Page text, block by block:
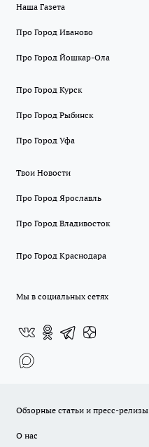
Наша Газета
Про Город Иваново
Про Город Йошкар-Ола
Про Город Курск
Про Город Рыбинск
Про Город Уфа
Твои Новости
Про Город Ярославль
Про Город Владивосток
Про Город Краснодара
Мы в социальных сетях
Обзорные статьи и пресс-релизы
О нас